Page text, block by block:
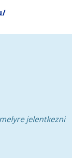
jelentkezni